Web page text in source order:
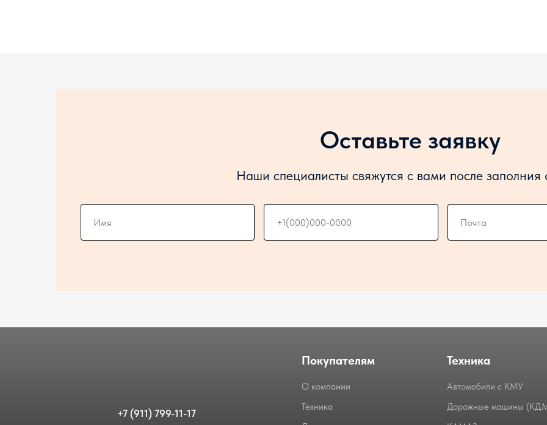
Оставьте заявку
Наши специалисты свяжутся с вами после
Покупателям
+7 (911) 799-11-17
О компании
Техника
Техника
Автомобили с КМУ
Дорожные машины